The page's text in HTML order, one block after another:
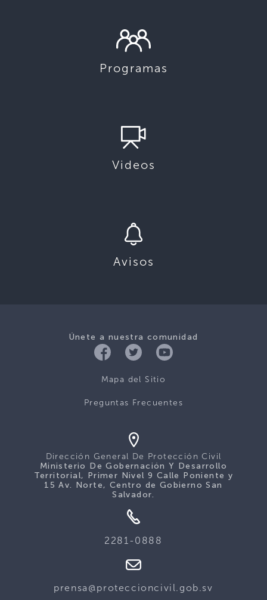
Programas
Videos
Avisos
Únete a nuestra comunidad
Mapa del Sitio
Preguntas Frecuentes
Dirección General De Protección Civil
Ministerio De Gobernación Y Desarrollo
Territorial, Primer Nivel 9 Calle Poniente y
15 Av. Norte, Centro de Gobierno San
Salvador.
2281-0888
prensa@proteccioncivil.gob.sv